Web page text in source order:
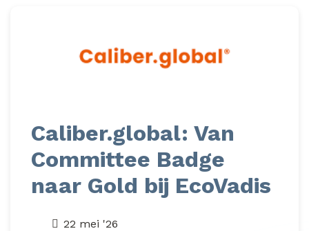
Caliber.global: Van
Committee Badge
naar Gold bij EcoVadis
22 mei '26